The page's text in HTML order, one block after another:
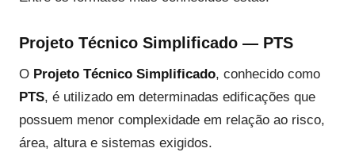
Projeto Técnico Simplificado — PTS
O Projeto Técnico Simplificado, conhecido como
PTS, é utilizado em determinadas edificações que
possuem menor complexidade em relação ao risco,
área, altura e sistemas exigidos.